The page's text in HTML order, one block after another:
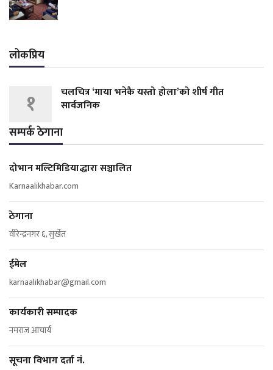
लोकप्रिय
१
चलचित्र ‘माया भनेकै यस्तो होला’को शीर्ष गीत
सार्वजनिक
सम्पर्क ठेगाना
दोभान मल्टिमिडियाद्धारा सञ्चालित
Karnaalikhabar.com
ठेगाना
वीरेन्द्रनगर ६, सुर्खेत
ईमेल
karnaalikhabar@gmail.com
कार्यकारी सम्पादक
नमराज आचार्य
सूचना विभाग दर्ता नं.